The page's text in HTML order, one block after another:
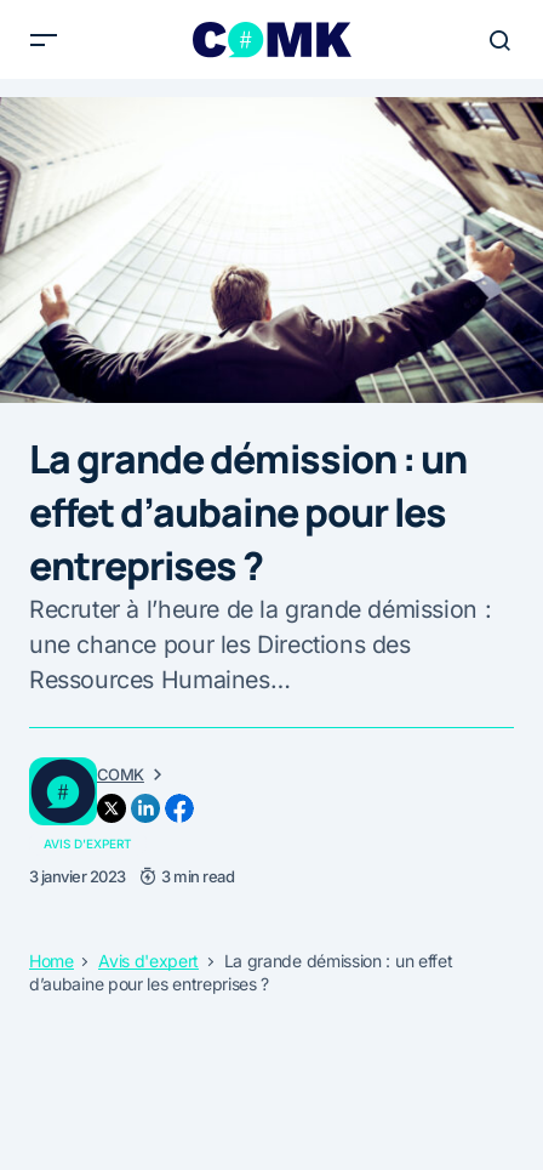
La grande démission : un
effet d’aubaine pour les
entreprises ?
Recruter à l’heure de la grande démission :
une chance pour les Directions des
Ressources Humaines…
COMK
AVIS D'EXPERT
3 janvier 2023 3 min read
Home Avis d'expert
La grande démission : un effet
d’aubaine pour les entreprises ?